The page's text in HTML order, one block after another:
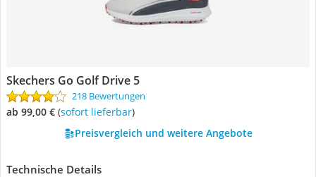
Skechers Go Golf Drive 5
218 Bewertungen
ab 99,00 € ( Sofort lieferbar)
Preisvergleich und weitere Angebote
Technische Details